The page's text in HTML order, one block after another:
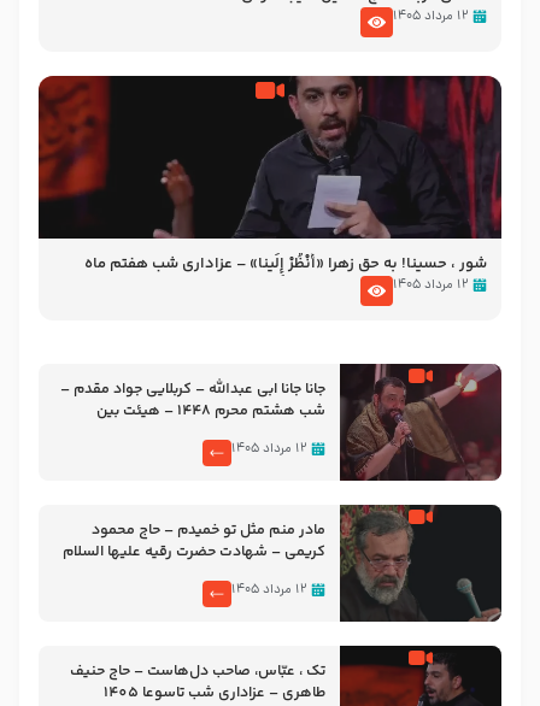
۱۲ مرداد ۱۴۰۵
شور ، حسینا! به‌ حق زهرا «أُنْظُرْ إِلَینا» – عزاداری شب هفتم ماه
محرّم 1405
۱۲ مرداد ۱۴۰۵
جانا جانا ابی عبدالله – کربلایی جواد مقدم –
شب هشتم محرم 1448 – هیئت بین
۱۲ مرداد ۱۴۰۵
مادر منم مثل تو خمیدم – حاج محمود
کریمی – شهادت حضرت رقیه علیها السلام
۱۲ مرداد ۱۴۰۵
تک ، عبّاس، صاحب دل‌هاست – حاج حنیف
طاهری – عزاداری شب تاسوعا 1405